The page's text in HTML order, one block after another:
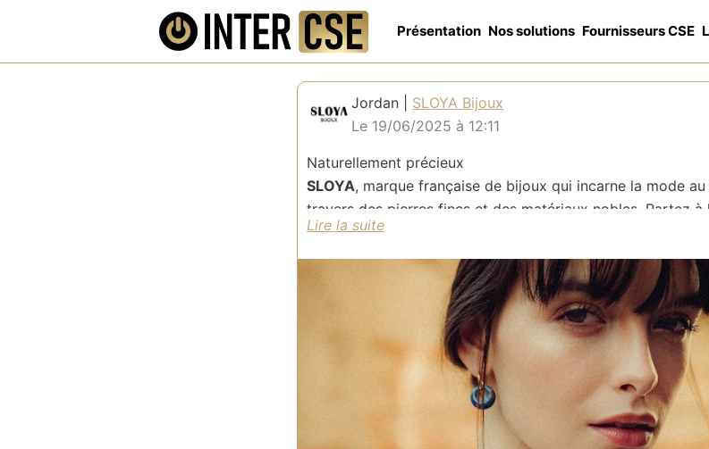
Présentation Nos solutions Fournisseurs CSE
Jordan | SLOYA Bijoux
Le 19/06/2025 à 12:11
Naturellement précieux
SLOYA, marque française de bijoux qui incarne la mode
travers des pierres fines et des matériaux nobles. Partez
boutique chaleureuse avec des bijoux empierrés
originaux. SLOYA a pour ambition d'offrir aux femmes les
accompagneront au quotidien.
Conçus à Besançon, les collections SLOYA sont variées et
de satisfaire sa clientèle.
Grâce à un réel savoir-faire et une forte passion pour les
fabriqués à la main dont les matériaux sont précieusement